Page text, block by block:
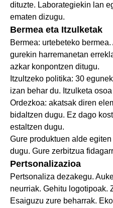
dituzte. Laborategiekin lan
ematen dizugu.
Bermea eta Itzulketak
Bermea: urtebeteko
gurekin harremanetan
azkar konpontzen ditugu.
Itzultzeko politika: 30
izan behar du. Itzulketa
Ordezkoa: akatsak diren
bidaltzen dugu. Ez dago
estaltzen dugu.
Gure produktuen alde
dugu. Gure zerbitzua
Pertsonalizazioa
Pertsonaliza dezakegu.
neurriak. Gehitu logotipoak.
Esaiguzu zure beharrak.